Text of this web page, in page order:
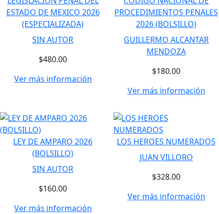
ESTADO DE MEXICO 2026
(ESPECIALIZADA)
SIN AUTOR
$480.00
Ver más información
PROCEDIMIENTOS PENALES
2026 (BOLSILLO)
GUILLERMO ALCANTAR
MENDOZA
$180.00
Ver más información
LEY DE AMPARO 2026
(BOLSILLO)
SIN AUTOR
$160.00
Ver más información
LOS HEROES NUMERADOS
JUAN VILLORO
$328.00
Ver más información